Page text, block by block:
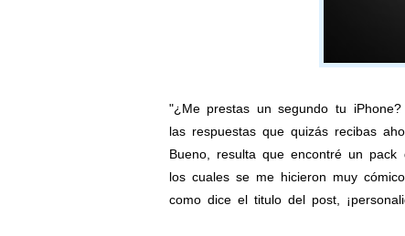
"¿Me prestas un segundo tu
las respuestas que quizás recibas
Bueno, resulta que encontré un
los cuales se me hicieron muy
como dice el titulo del post,